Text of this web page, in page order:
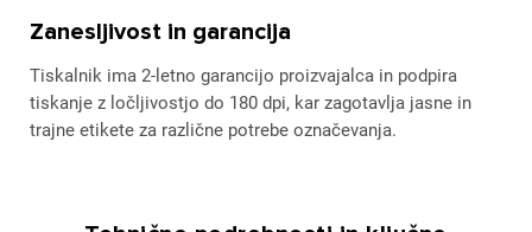
Zanesljivost in garancija
Tiskalnik ima 2-letno garancijo proizvajalca in podpira
tiskanje z ločljivostjo do 180 dpi, kar zagotavlja jasne in
trajne etikete za različne potrebe označevanja.